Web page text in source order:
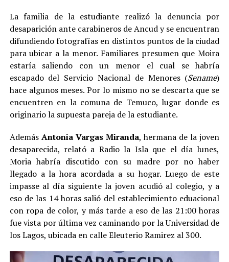
La familia de la estudiante realizó la denuncia por
desaparición ante carabineros de Ancud y se encuentran
difundiendo fotografías en distintos puntos de la ciudad
para ubicar a la menor. Familiares presumen que Moira
estaría saliendo con un menor el cual se habría
escapado del Servicio Nacional de Menores (Sename)
hace algunos meses. Por lo mismo no se descarta que se
encuentren en la comuna de Temuco, lugar donde es
originario la supuesta pareja de la estudiante.
Además Antonia Vargas Miranda, hermana de la joven
desaparecida, relató a Radio la Isla que el día lunes,
Moria habría discutido con su madre por no haber
llegado a la hora acordada a su hogar. Luego de este
impasse al día siguiente la joven acudió al colegio, y a
eso de las 14 horas salió del establecimiento eduacional
con ropa de color, y más tarde a eso de las 21:00 horas
fue vista por última vez caminando por la Universidad de
los Lagos, ubicada en calle Eleuterio Ramirez al 300.